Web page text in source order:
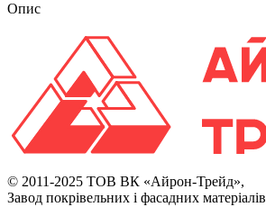
Опис
© 2011-2025 ТОВ ВК «Айрон-Трейд»,
Завод покрівельних і фасадних матеріалів